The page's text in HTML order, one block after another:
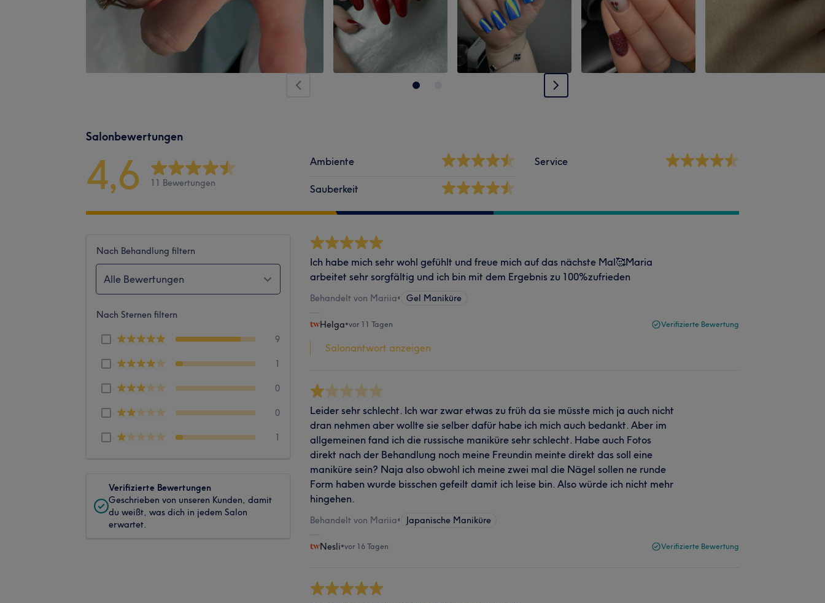
Salonbewertungen
4,6 11 Bewertungen
Ambiente
Sauberkeit
Service
Nach Behandlung filtern
Alle Bewertungen
Nach Sternen filtern
9
1
0
0
1
Verifizierte Bewertungen
Geschrieben von unseren Kunden, damit
du weißt, was dich in jedem Salon
erwartet.
Ich habe mich sehr wohl gefühlt und freue mich auf das nächste Mal🥰Maria
arbeitet sehr sorgfältig und ich bin mit dem Ergebnis zu 100%zufrieden
Behandelt von Mariia• Gel Maniküre
Helga•vor 11 Tagen Verifizierte Bewertung
Salonantwort anzeigen
Leider sehr schlecht. Ich war zwar etwas zu früh da sie müsste mich ja auch nicht
dran nehmen aber wollte sie selber dafür habe ich mich auch bedankt. Aber im
allgemeinen fand ich die russische maniküre sehr schlecht. Habe auch Fotos
direkt nach der Behandlung noch meine Freundin meinte direkt das soll eine
maniküre sein? Naja also obwohl ich meine zwei mal die Nägel sollen ne runde
Form haben wurde bisschen gefeilt damit ich leise bin. Also würde ich nicht mehr
hingehen.
Behandelt von Mariia• Japanische Maniküre
Nesli•vor 16 Tagen Verifizierte Bewertung